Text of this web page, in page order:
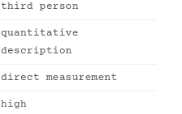
third person
quantitative
description
direct measurement
high